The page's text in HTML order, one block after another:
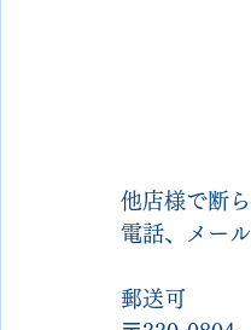
他店様で断
電話、メー
郵送可